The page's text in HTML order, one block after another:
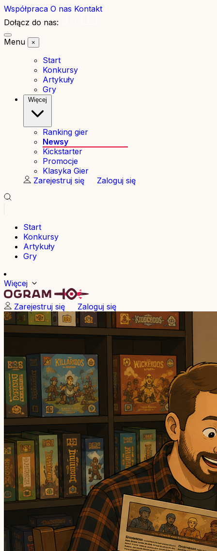
Współpraca O nas Kontakt
Dołącz do nas:
Menu
×
Start
Konkursy
Artykuły
Gry
Więcej
Ranking gier
Newsy
Kickstarter
Promocje
Klasyka Gier
Zarejestruj się
Zaloguj się
Start
Konkursy
Artykuły
Gry
Więcej
Zarejestruj się Zaloguj się